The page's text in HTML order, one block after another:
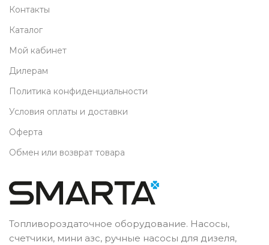
Контакты
Каталог
Мой кабинет
Дилерам
Политика конфиденциальности
Условия оплаты и доставки
Оферта
Обмен или возврат товара
Топливороздаточное оборудование. Насосы,
счетчики, мини азс, ручные насосы для дизеля,